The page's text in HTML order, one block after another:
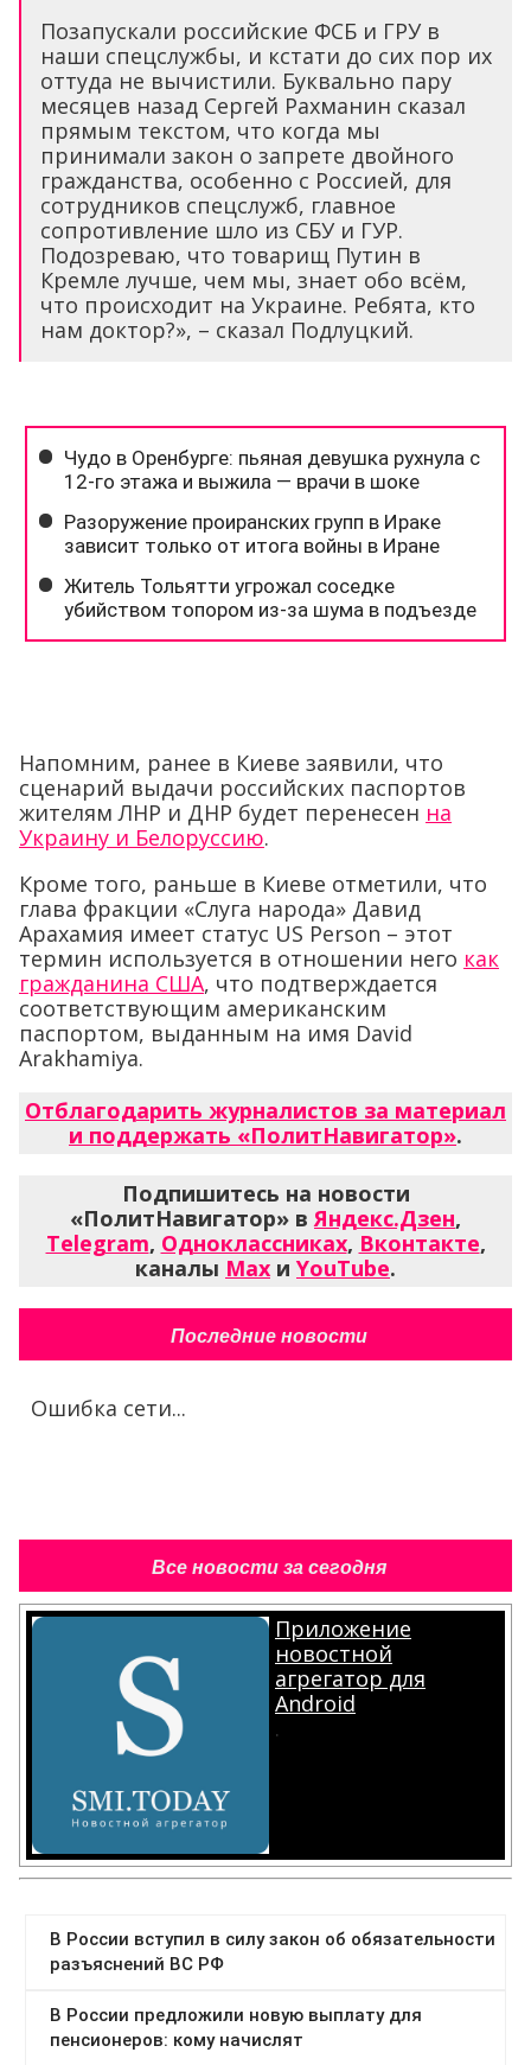
Позапускали российские ФСБ и ГРУ в
наши спецслужбы, и кстати до сих пор их
оттуда не вычистили. Буквально пару
месяцев назад Сергей Рахманин сказал
прямым текстом, что когда мы
принимали закон о запрете двойного
гражданства, особенно с Россией, для
сотрудников спецслужб, главное
сопротивление шло из СБУ и ГУР.
Подозреваю, что товарищ Путин в
Кремле лучше, чем мы, знает обо всём,
что происходит на Украине. Ребята, кто
нам доктор?», – сказал Подлуцкий.
Напомним, ранее в Киеве заявили, что
сценарий выдачи российских паспортов
жителям ЛНР и ДНР будет перенесен на
Украину и Белоруссию.
Кроме того, раньше в Киеве отметили, что
глава фракции «Слуга народа» Давид
Арахамия имеет статус US Person – этот
термин используется в отношении него как
гражданина США, что подтверждается
соответствующим американским
паспортом, выданным на имя David
Arakhamiya.
Отблагодарить журналистов за материал
и поддержать «ПолитНавигатор».
Подпишитесь на новости
«ПолитНавигатор» в Яндекс.Дзен,
Telegram, Одноклассниках, Вконтакте,
каналы Max и YouTube.
Последние новости
Ошибка сети...
Все новости за сегодня
Приложение
новостной
агрегатор для
Android
.